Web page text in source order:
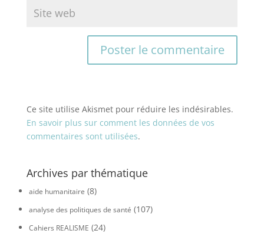
Ce site utilise Akismet pour réduire les indésirables.
En savoir plus sur comment les données de vos
commentaires sont utilisées.
Archives par thématique
aide humanitaire (8)
analyse des politiques de santé (107)
Cahiers REALISME (24)